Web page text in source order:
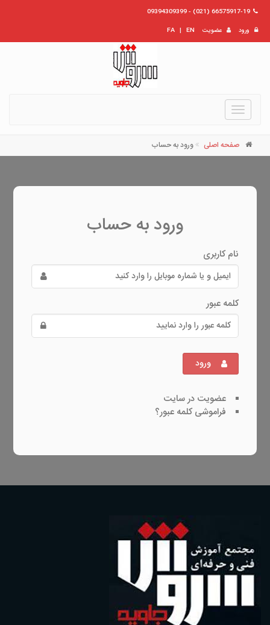
66575917-19 (021) - 09394309399
ورود
عضویت EN
|
FA
Toggle
navigation
صفحه اصلی ورود به حساب
ورود به حساب
نام کاربری
کلمه عبور
ورود
عضویت در سایت
فراموشی کلمه عبور؟